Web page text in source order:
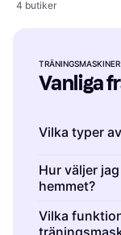
Vattenflaskhållare,
4 butiker
TRÄNINGSMASKINER
Vanliga
Vilka typer
används för
styrka. De
löpband,
Hur väljer
hemmet?
Vilka